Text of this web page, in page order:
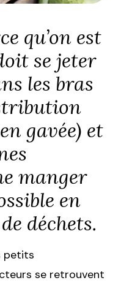
qu’on est
se jeter
les bras
gavée) et
manger
en
déchets.
petits
se retrouvent